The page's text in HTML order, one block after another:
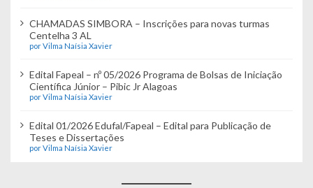
CHAMADAS SIMBORA – Inscrições para novas turmas
Centelha 3 AL
por Vilma Naísia Xavier
Edital Fapeal – nº 05/2026 Programa de Bolsas de Iniciação
Científica Júnior – Pibic Jr Alagoas
por Vilma Naísia Xavier
Edital 01/2026 Edufal/Fapeal – Edital para Publicação de
Teses e Dissertações
por Vilma Naísia Xavier